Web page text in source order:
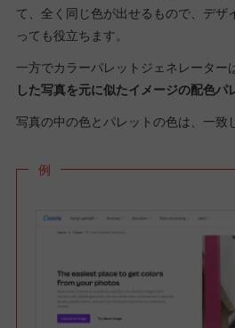
て、全く同じ色が出せるもので、デザ
っても役立ちます。
一方でカラーパレットジェネレーター
した写真を元に似たイメージの配色パ
写真の中の色とパレットの色は、一致
例